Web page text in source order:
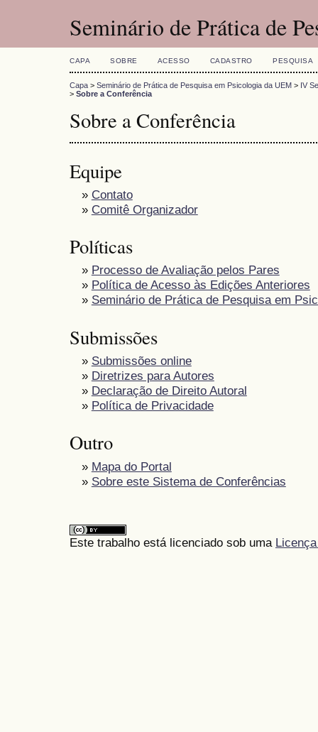
Seminário de Prática de
CAPA SOBRE ACESSO CADASTRO PESQUISA
Capa > Seminário de Prática de Pesquisa em Psicologia da UEM > IV
> Sobre a Conferência
Sobre a Conferência
Equipe
» Contato
» Comitê Organizador
Políticas
» Processo de Avaliação pelos Pares
» Política de Acesso às Edições Anteriores
» Seminário de Prática de Pesquisa em
Submissões
» Submissões online
» Diretrizes para Autores
» Declaração de Direito Autoral
» Política de Privacidade
Outro
» Mapa do Portal
» Sobre este Sistema de Conferências
Este trabalho está licenciado sob uma